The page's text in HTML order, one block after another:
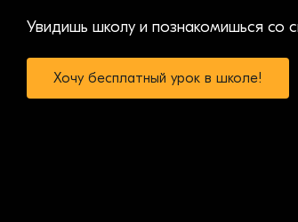
Увидишь школу и познакомишься со
Хочу бесплатный урок в школе!